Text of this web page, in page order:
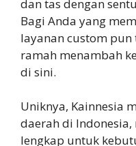
dan tas dengan
Bagi Anda yang
layanan custom pun
ramah menambah
di sini.
Uniknya, Kainnesia
daerah di
lengkap untuk